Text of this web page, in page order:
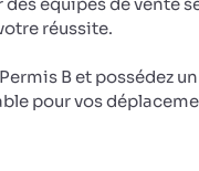
réussite.
B et possédez
pour vos